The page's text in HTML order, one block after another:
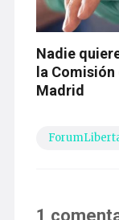
Nadie
la Comisión
Madrid
1